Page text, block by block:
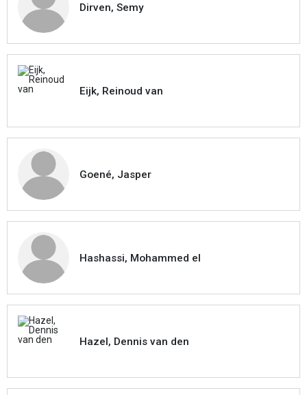
Dirven, Semy
Eijk, Reinoud van
Goené, Jasper
Hashassi, Mohammed el
Hazel, Dennis van den